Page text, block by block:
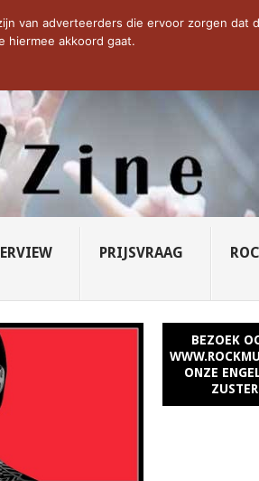
SLEEPING... RUYNED – PROFANU...
PRIJSVRAAG
BEZOEK
ONZE
van adverteerders die ervoor zorgen dat
hiermee akkoord gaat.